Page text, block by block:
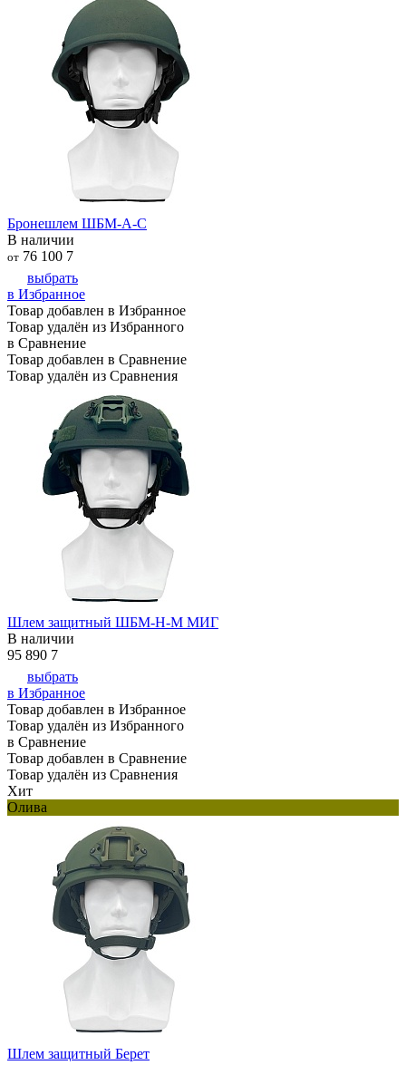
Бронешлем ШБМ-А-С
В наличии
от 76 100 7
выбрать
в Избранное
Товар добавлен в Избранное
Товар удалён из Избранного
в Сравнение
Товар добавлен в Сравнение
Товар удалён из Сравнения
Шлем защитный ШБМ-Н-М МИГ
В наличии
95 890 7
выбрать
в Избранное
Товар добавлен в Избранное
Товар удалён из Избранного
в Сравнение
Товар добавлен в Сравнение
Товар удалён из Сравнения
Хит
Олива
Шлем защитный Берет